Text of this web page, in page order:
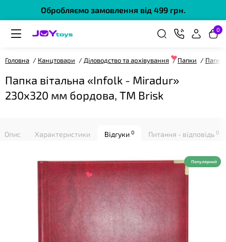
Обробляємо замовлення від 499 грн.
0
Головна Канцтовари Діловодство та архівування Папки Папки
Папка вітальна «Infolk - Miradur»
230х320 мм бордова, ТМ Brisk
Опис Характеристики Відгуки 0 Питання - відповідь 0
Популярний
❤
❤